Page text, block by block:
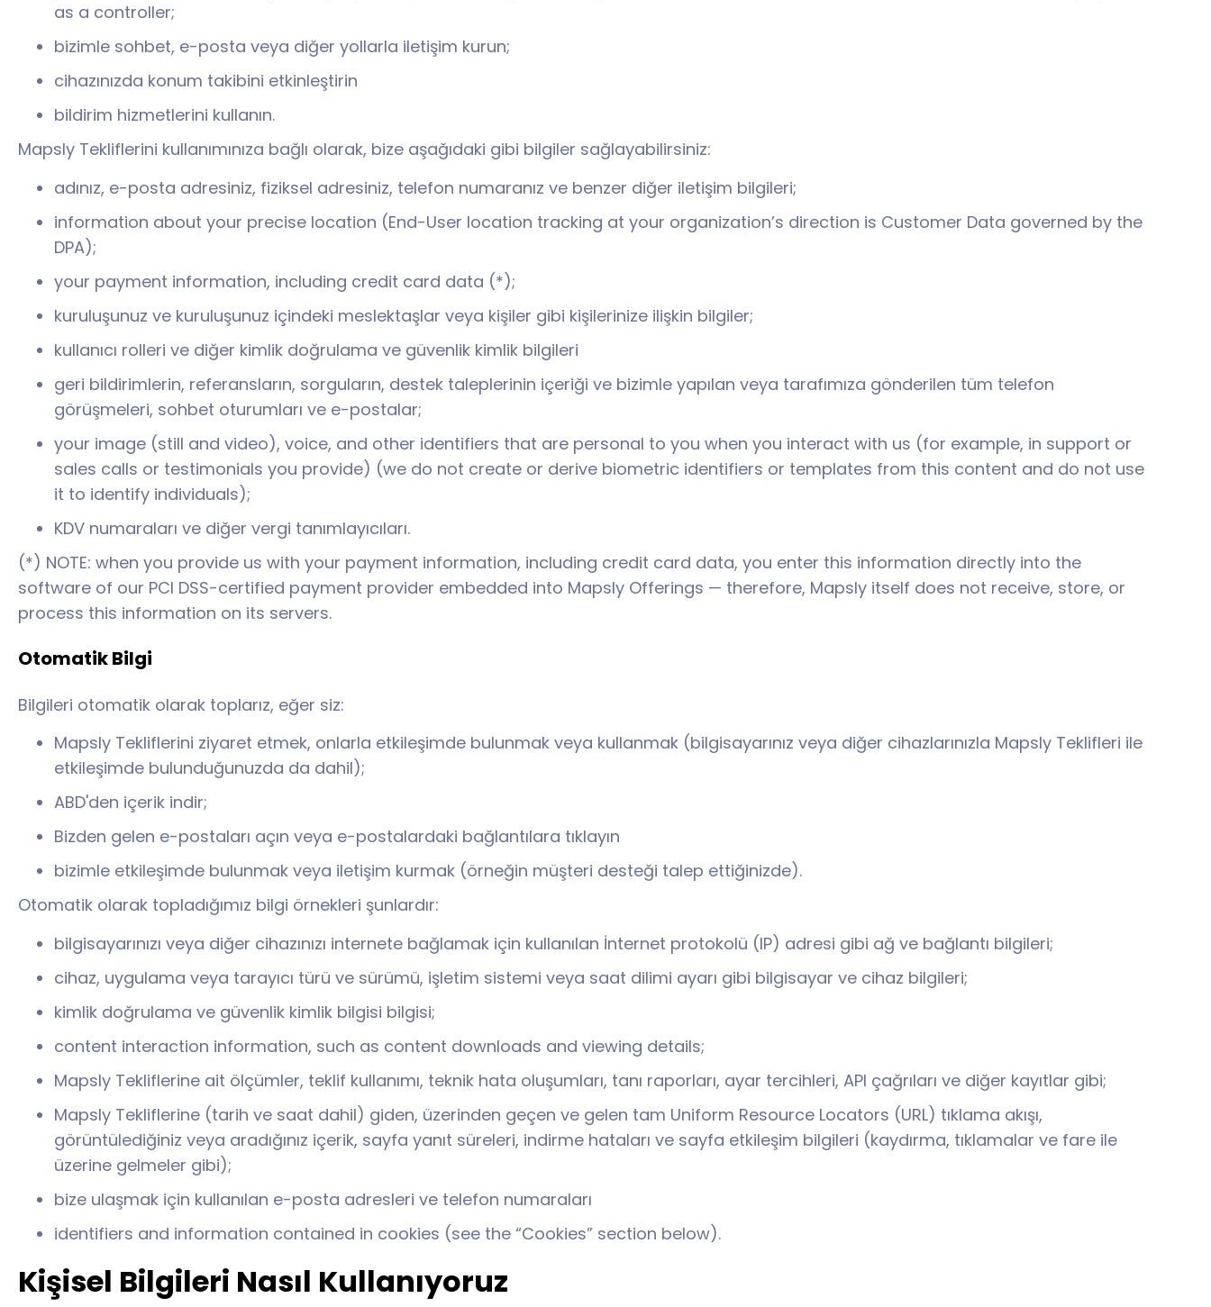
as a controller;
bizimle sohbet, e-posta veya diğer yollarla iletişim kurun;
cihazınızda konum takibini etkinleştirin
bildirim hizmetlerini kullanın.
Mapsly Tekliflerini kullanımınıza bağlı olarak, bize aşağıdaki gibi bilgiler sağlayabilirsiniz:
adınız, e-posta adresiniz, fiziksel adresiniz, telefon numaranız ve benzer diğer iletişim bilgileri;
information about your precise location (End-User location tracking at your organization’s direction is Customer Data governed by the
DPA);
your payment information, including credit card data (*);
kuruluşunuz ve kuruluşunuz içindeki meslektaşlar veya kişiler gibi kişilerinize ilişkin bilgiler;
kullanıcı rolleri ve diğer kimlik doğrulama ve güvenlik kimlik bilgileri
geri bildirimlerin, referansların, sorguların, destek taleplerinin içeriği ve bizimle yapılan veya tarafımıza gönderilen tüm telefon
görüşmeleri, sohbet oturumları ve e-postalar;
your image (still and video), voice, and other identifiers that are personal to you when you interact with us (for example, in support or
sales calls or testimonials you provide) (we do not create or derive biometric identifiers or templates from this content and do not use
it to identify individuals);
KDV numaraları ve diğer vergi tanımlayıcıları.
(*) NOTE: when you provide us with your payment information, including credit card data, you enter this information directly into the
software of our PCI DSS-certified payment provider embedded into Mapsly Offerings — therefore, Mapsly itself does not receive, store, or
process this information on its servers.
Otomatik Bilgi
Bilgileri otomatik olarak toplarız, eğer siz:
Mapsly Tekliflerini ziyaret etmek, onlarla etkileşimde bulunmak veya kullanmak (bilgisayarınız veya diğer cihazlarınızla Mapsly Teklifleri ile
etkileşimde bulunduğunuzda da dahil);
ABD'den içerik indir;
Bizden gelen e-postaları açın veya e-postalardaki bağlantılara tıklayın
bizimle etkileşimde bulunmak veya iletişim kurmak (örneğin müşteri desteği talep ettiğinizde).
Otomatik olarak topladığımız bilgi örnekleri şunlardır:
bilgisayarınızı veya diğer cihazınızı internete bağlamak için kullanılan İnternet protokolü (IP) adresi gibi ağ ve bağlantı bilgileri;
cihaz, uygulama veya tarayıcı türü ve sürümü, işletim sistemi veya saat dilimi ayarı gibi bilgisayar ve cihaz bilgileri;
kimlik doğrulama ve güvenlik kimlik bilgisi bilgisi;
content interaction information, such as content downloads and viewing details;
Mapsly Tekliflerine ait ölçümler, teklif kullanımı, teknik hata oluşumları, tanı raporları, ayar tercihleri, API çağrıları ve diğer kayıtlar gibi;
Mapsly Tekliflerine (tarih ve saat dahil) giden, üzerinden geçen ve gelen tam Uniform Resource Locators (URL) tıklama akışı,
görüntülediğiniz veya aradığınız içerik, sayfa yanıt süreleri, indirme hataları ve sayfa etkileşim bilgileri (kaydırma, tıklamalar ve fare ile
üzerine gelmeler gibi);
bize ulaşmak için kullanılan e-posta adresleri ve telefon numaraları
identifiers and information contained in cookies (see the “Cookies” section below).
Kişisel Bilgileri Nasıl Kullanıyoruz